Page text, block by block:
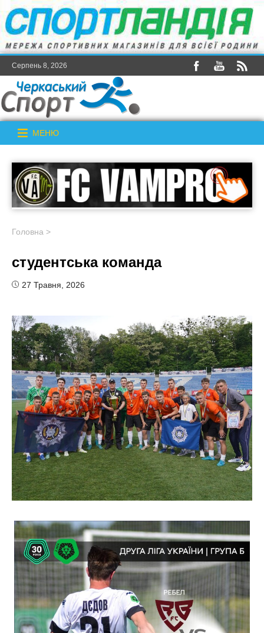
Серпень 8, 2026
МЕНЮ
Головна >
студентська команда
27 Травня, 2026